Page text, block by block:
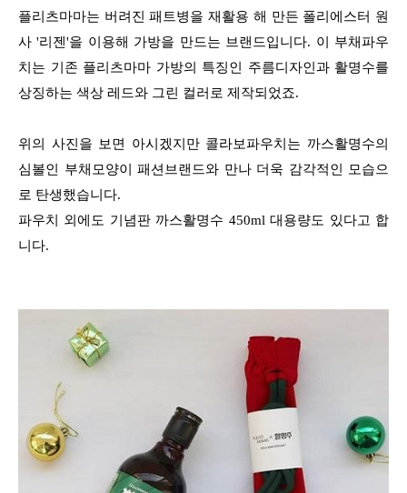
플리츠마마는 버려진 패트병을 재활용 해 만든 폴리에스터 원
사 '리젠'을 이용해 가방을 만드는 브랜드입니다. 이 부채파우
치는 기존 플리츠마마 가방의 특징인 주름디자인과 활명수를
상징하는 색상 레드와 그린 컬러로 제작되었죠.
위의 사진을 보면 아시겠지만 콜라보파우치는 까스활명수의
심볼인 부채모양이 패션브랜드와 만나 더욱 감각적인 모습으
로 탄생했습니다.
파우치 외에도 기념판 까스활명수 450ml 대용량도 있다고 합
니다.